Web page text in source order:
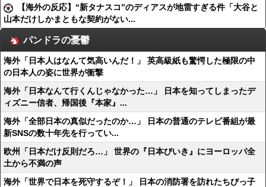
【海外の反応】“新タナスコ”のディアスが地雷すぎる件「大谷と
山本だけしかまともな契約がない...
パンドラの憂鬱
海外「日本人はなんて気高いんだ！」 英高級紙も驚愕した極限の中
の日本人の姿に世界が衝撃
海外「日本なんて行くんじゃなかった…」 日本を知ってしまったデ
ィズニー信者、帰国後『本家』...
海外「全部日本の真似だったのか…」 日本の普通のテレビ番組が最
新SNSの数十年先を行ってい...
欧州「日本だけ反則だろ…」 世界の『日本びいき』にヨーロッパ全
土から不満の声
海外「世界で日本を死守するぞ！」 日本の消防署を訪れたちびっ子